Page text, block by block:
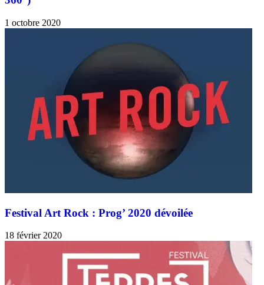
1 octobre 2020
Festival Art Rock : Prog’ 2020 dévoilée
18 février 2020